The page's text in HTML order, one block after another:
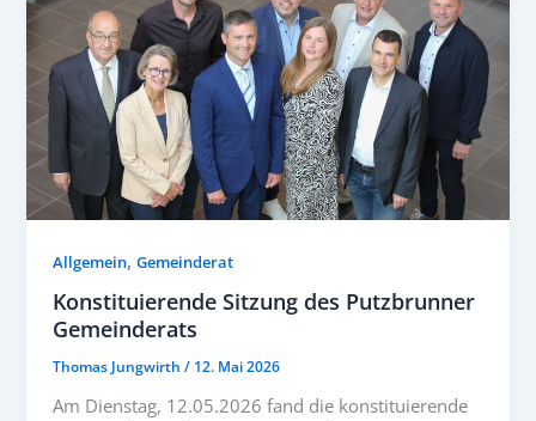
Allgemein,Gemeinderat
Konstituierende Sitzung des Putzbrunner
Gemeinderats
Thomas Jungwirth/ 12. Mai 2026
Am Dienstag, 12.05.2026 fand die konstituierende